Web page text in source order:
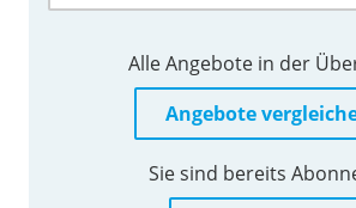
Alle Angebote in der
Angebote
Sie sind bereits